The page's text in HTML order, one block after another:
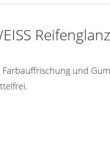
Farbauffrischung und